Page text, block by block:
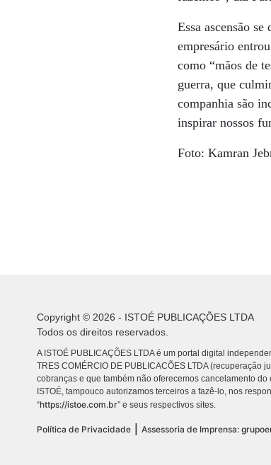
Essa ascensão
empresário
como “mãos de
guerra, que
companhia são
inspirar nossos
Foto: Kamran
Copyright © 2026 - ISTOÉ PUBLICAÇÕES LTDA
Todos os direitos reservados.
A ISTOÉ PUBLICAÇÕES LTDA é um portal digital
TRES COMÉRCIO DE PUBLICACÕES LTDA (recuperação
cobranças e que também não oferecemos cancelamento
ISTOÉ, tampouco autorizamos terceiros a fazê-lo, nos
“https://istoe.com.br” e seus respectivos sites.
Política de Privacidade Assessoria de Imprensa: